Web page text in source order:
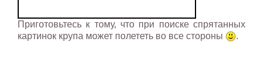
Приготовьтесь к тому, что при поиске спрятанных
картинок крупа может полететь во все стороны
.